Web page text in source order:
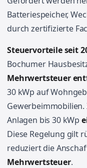
Batteriespeicher,
durch zertifizierte
Steuervorteile seit
Bochumer
Mehrwertsteuer
30 kWp auf
Gewerbeimmobilien.
Anlagen bis 30 kWp
Diese Regelung gilt
reduziert die
Mehrwertsteuer.